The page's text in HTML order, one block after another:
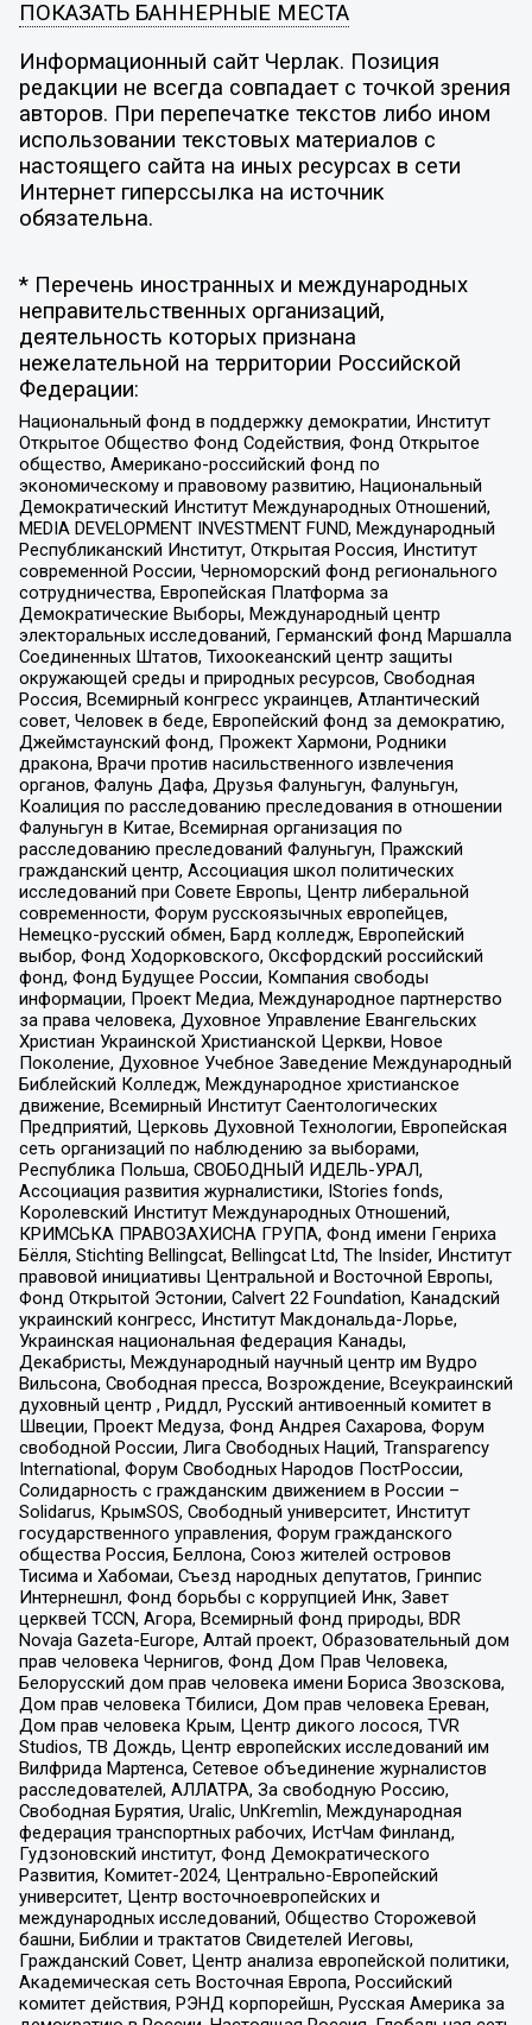
ПОКАЗАТЬ БАННЕРНЫЕ МЕСТА
Информационный сайт Черлак. Позиция
редакции не всегда совпадает с точкой зрения
авторов. При перепечатке текстов либо ином
использовании текстовых материалов с
настоящего сайта на иных ресурсах в сети
Интернет гиперссылка на источник
обязательна.
* Перечень иностранных и международных
неправительственных организаций,
деятельность которых признана
нежелательной на территории Российской
Федерации:
Национальный фонд в поддержку демократии, Институт
Открытое Общество Фонд Содействия, Фонд Открытое
общество, Американо-российский фонд по
экономическому и правовому развитию, Национальный
Демократический Институт Международных Отношений,
MEDIA DEVELOPMENT INVESTMENT FUND, Международный
Республиканский Институт, Открытая Россия, Институт
современной России, Черноморский фонд регионального
сотрудничества, Европейская Платформа за
Демократические Выборы, Международный центр
электоральных исследований, Германский фонд Маршалла
Соединенных Штатов, Тихоокеанский центр защиты
окружающей среды и природных ресурсов, Свободная
Россия, Всемирный конгресс украинцев, Атлантический
совет, Человек в беде, Европейский фонд за демократию,
Джеймстаунский фонд, Прожект Хармони, Родники
дракона, Врачи против насильственного извлечения
органов, Фалунь Дафа, Друзья Фалуньгун, Фалуньгун,
Коалиция по расследованию преследования в отношении
Фалуньгун в Китае, Всемирная организация по
расследованию преследований Фалуньгун, Пражский
гражданский центр, Ассоциация школ политических
исследований при Совете Европы, Центр либеральной
современности, Форум русскоязычных европейцев,
Немецко-русский обмен, Бард колледж, Европейский
выбор, Фонд Ходорковского, Оксфордский российский
фонд, Фонд Будущее России, Компания свободы
информации, Проект Медиа, Международное партнерство
за права человека, Духовное Управление Евангельских
Христиан Украинской Христианской Церкви, Новое
Поколение, Духовное Учебное Заведение Международный
Библейский Колледж, Международное христианское
движение, Всемирный Институт Саентологических
Предприятий, Церковь Духовной Технологии, Европейская
сеть организаций по наблюдению за выборами,
Республика Польша, СВОБОДНЫЙ ИДЕЛЬ-УРАЛ,
Ассоциация развития журналистики, IStories fonds,
Королевский Институт Международных Отношений,
КРИМСЬКА ПРАВОЗАХИСНА ГРУПА, Фонд имени Генриха
Бёлля, Stichting Bellingcat, Bellingcat Ltd, The Insider, Институт
правовой инициативы Центральной и Восточной Европы,
Фонд Открытой Эстонии, Calvert 22 Foundation, Канадский
украинский конгресс, Институт Макдональда-Лорье,
Украинская национальная федерация Канады,
Декабристы, Международный научный центр им Вудро
Вильсона, Свободная пресса, Возрождение, Всеукраинский
духовный центр , Риддл, Русский антивоенный комитет в
Швеции, Проект Медуза, Фонд Андрея Сахарова, Форум
свободной России, Лига Свободных Наций, Transparеncy
International, Форум Свободных Народов ПостРоссии,
Солидарность с гражданским движением в России –
Solidarus, КрымSOS, Свободный университет, Институт
государственного управления, Форум гражданского
общества Россия, Беллона, Союз жителей островов
Тисима и Хабомаи, Съезд народных депутатов, Гринпис
Интернешнл, Фонд борьбы с коррупцией Инк, Завет
церквей TCCN, Агора, Всемирный фонд природы, BDR
Novaja Gazeta-Europe, Алтай проект, Образовательный дом
прав человека Чернигов, Фонд Дом Прав Человека,
Белорусский дом прав человека имени Бориса Звозскова,
Дом прав человека Тбилиси, Дом прав человека Ереван,
Дом прав человека Крым, Центр дикого лосося, TVR
Studios, ТВ Дождь, Центр европейских исследований им
Вилфрида Мартенса, Сетевое объединение журналистов
расследователей, АЛЛАТРА, За свободную Россию,
Свободная Бурятия, Uralic, UnKremlin, Международная
федерация транспортных рабочих, ИстЧам Финланд,
Гудзоновский институт, Фонд Демократического
Развития, Комитет-2024, Центрально-Европейский
университет, Центр восточноевропейских и
международных исследований, Общество Сторожевой
башни, Библии и трактатов Свидетелей Иеговы,
Гражданский Совет, Центр анализа европейской политики,
Академическая сеть Восточная Европа, Российский
комитет действия, РЭНД корпорейшн, Русская Америка за